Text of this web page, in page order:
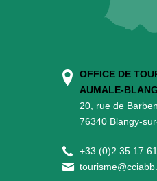
OFFICE DE
AUMALE-
20, rue de
76340 Blangy-
+33 (0)2 35 17